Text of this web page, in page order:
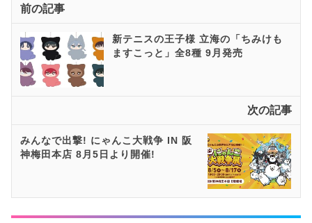
前の記事
新テニスの王子様 立海の「ちみけも
ますこっと」全8種 9月発売
次の記事
みんなで出撃! にゃんこ大戦争 IN 阪
神梅田本店 8月5日より開催!